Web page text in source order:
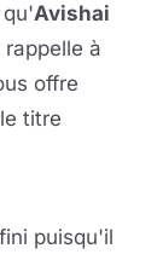
qu'Avishai
à
offre
titre
puisqu'il